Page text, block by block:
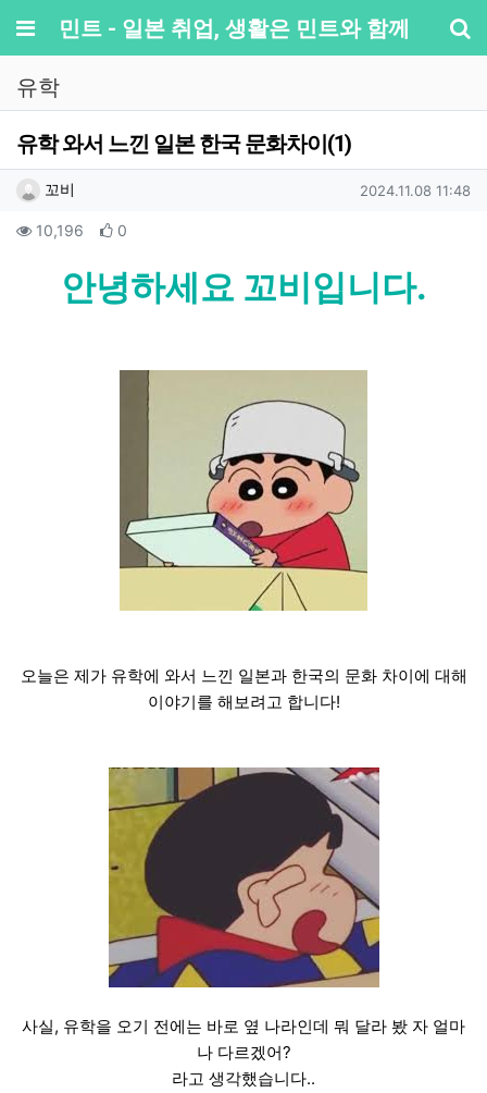
메뉴민트 - 일본 취업, 생활은 민트와 함께
유학
유학 와서 느낀 일본 한국 문화차이(1)
작성자 정보
꼬비 작성일
2024.11.08 11:48
컨텐츠 정보
10,196 조회 0
안녕하세요 꼬비입니다.
오늘은 제가 유학에 와서 느낀 일본과 한국의 문화 차이에 대해
이야기를 해보려고 합니다!
사실, 유학을 오기 전에는 바로 옆 나라인데 뭐 달라 봤 자 얼마
나 다르겠어?
라고 생각했습니다..